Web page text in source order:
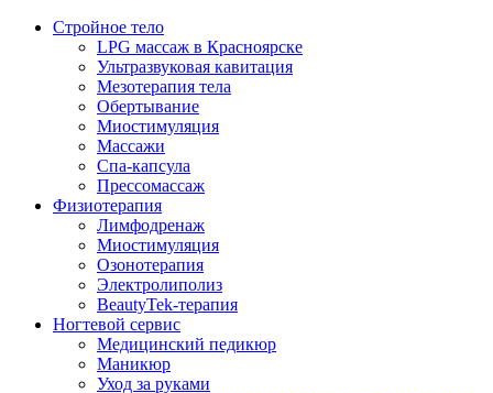
Стройное тело
LPG массаж в Красноярске
Ультразвуковая кавитация
Мезотерапия тела
Обертывание
Миостимуляция
Массажи
Спа-капсула
Прессомассаж
Физиотерапия
Лимфодренаж
Миостимуляция
Озонотерапия
Электролиполиз
BeautyTek-терапия
Ногтевой сервис
Медицинский педикюр
Маникюр
Уход за руками